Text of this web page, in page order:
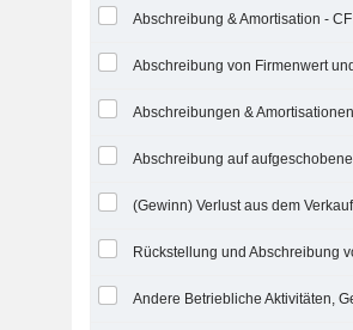
Abschreibung & Amortisation - CF